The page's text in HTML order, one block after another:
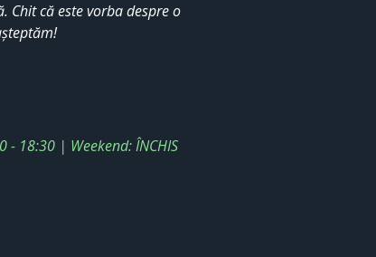
că este vorba despre o
- 18:30 | Weekend: ÎNCHIS